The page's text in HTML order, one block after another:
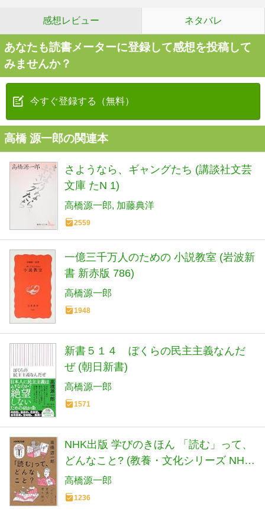
感想レビュー ネタバレ
あなたも読書メーターに登録して感想を投稿して
みませんか？
今すぐ登録する（無料）
高橋 源一郎の関連本
さようなら、ギャングたち (講談社文芸
文庫 たN 1)
高橋源一郎 加藤典洋
2559
一億三千万人のための 小説教室 (岩波新
書 新赤版 786)
高橋源一郎
1948
新書５１４ ぼくらの民主主義なんだ
ぜ (朝日新書)
高橋源一郎
1571
NHK出版 学びのきほん 「読む」って、
どんなこと? (教養・文化シリーズ NHK
出版学びのきほん)
高橋源一郎
1236